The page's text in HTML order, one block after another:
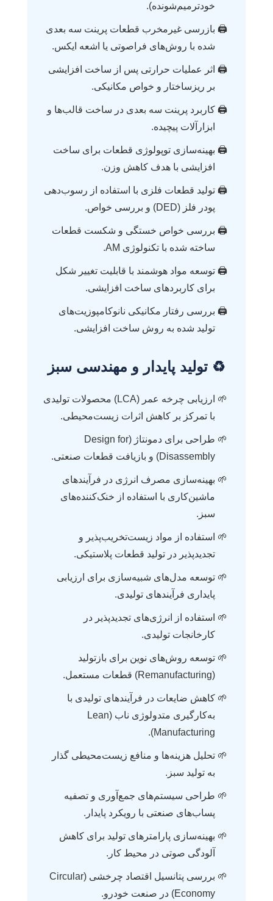
خودترمیم‌شونده).
بازرسی غیرمخرب قطعات پرینت سه بعدی
شده با روش‌های فراصوتی یا اشعه ایکس.
اثر عملیات حرارتی پس از ساخت افزایشی
بر ریزساختار و خواص مکانیکی.
کاربرد پرینت سه بعدی در ساخت قالب‌ها و
ابزارآلات پیچیده.
بهینه‌سازی توپولوژی قطعات برای ساخت
افزایشی با هدف کاهش وزن.
تولید قطعات فلزی با استفاده از رسوب‌دهی
پودر فلز (DED) و بررسی خواص.
بررسی خواص خستگی و شکست قطعات
ساخته شده با تکنولوژی AM.
توسعه مواد هوشمند با قابلیت تغییر شکل
برای کاربردهای ساخت افزایشی.
بررسی رفتار مکانیکی نانوکامپوزیت‌های
تولید شده به روش ساخت افزایشی.
♻️ تولید پایدار و مهندسی سبز
ارزیابی چرخه عمر (LCA) محصولات تولیدی
با تمرکز بر کاهش اثرات زیست‌محیطی.
طراحی برای دمونتاژ (Design for
Disassembly) و بازیافت قطعات صنعتی.
بهینه‌سازی مصرف انرژی در فرآیندهای
ماشین‌کاری با استفاده از خنک‌کننده‌های
سبز.
استفاده از مواد زیست‌تخریب‌پذیر و
تجدیدپذیر در تولید قطعات پلاستیکی.
توسعه مدل‌های شبیه‌سازی برای ارزیابی
پایداری فرآیندهای تولیدی.
استفاده از انرژی‌های تجدیدپذیر در
کارخانجات تولیدی.
توسعه روش‌های نوین برای بازتولید
(Remanufacturing) قطعات مستعمل.
کاهش ضایعات در فرآیندهای تولیدی با
به‌کارگیری متدولوژی ناب (Lean
Manufacturing).
تحلیل هزینه‌ها و منافع زیست‌محیطی گذار
به تولید سبز.
طراحی سیستم‌های جمع‌آوری و تصفیه
پساب‌های صنعتی با رویکرد پایدار.
بهینه‌سازی پارامترهای تولید برای کاهش
آلودگی صوتی در محیط کار.
بررسی پتانسیل اقتصاد چرخشی (Circular
Economy) در صنعت خودرو.